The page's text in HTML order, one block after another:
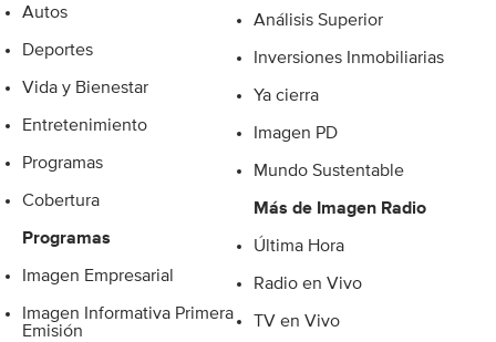
Autos
Deportes
Vida y Bienestar
Entretenimiento
Programas
Cobertura
Programas
Imagen Empresarial
Imagen Informativa Primera
Emisión
Análisis Superior
Inversiones Inmobiliarias
Ya cierra
Imagen PD
Mundo Sustentable
Más de Imagen Radio
Última Hora
Radio en Vivo
TV en Vivo